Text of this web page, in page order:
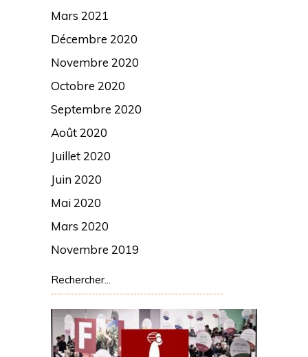
Mars 2021
Décembre 2020
Novembre 2020
Octobre 2020
Septembre 2020
Août 2020
Juillet 2020
Juin 2020
Mai 2020
Mars 2020
Novembre 2019